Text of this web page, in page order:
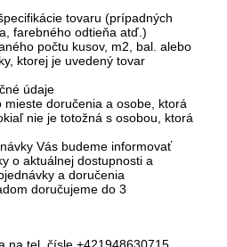
tovaru (prípadných
farebného odtieňa atď.)
počtu kusov, m2, bal. alebo
ktorej je uvedený tovar
údaje
mieste doručenia a osobe, ktorá
nie je totožná s osobou, ktorá
Vás budeme informovať
o aktuálnej dostupnosti a
a doručenia
doručujeme do 3